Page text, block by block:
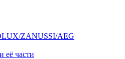
ZANUSSI/AEG
её части